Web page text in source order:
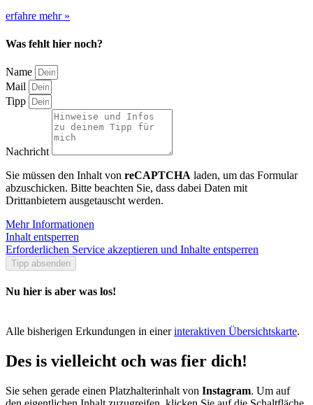
erfahre mehr »
Was fehlt hier noch?
Name
Mail
Tipp
Nachricht
Sie müssen den Inhalt von reCAPTCHA laden, um das Formular
abzuschicken. Bitte beachten Sie, dass dabei Daten mit
Drittanbietern ausgetauscht werden.
Mehr Informationen
Inhalt entsperren
Erforderlichen Service akzeptieren und Inhalte entsperren
Tipp absenden
Nu hier is aber was los!
Alle bisherigen Erkundungen in einerinteraktiven Übersichtskarte.
Des is vielleicht och was fier dich!
Sie sehen gerade einen Platzhalterinhalt von Instagram. Um auf